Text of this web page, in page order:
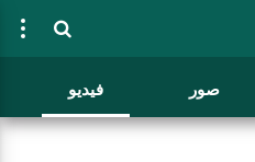
صور فيديو